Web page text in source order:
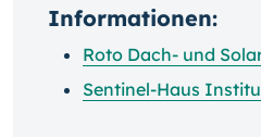
Informationen:
Roto Dach- und
Sentinel-Haus